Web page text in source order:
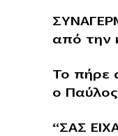
από την
Το πήρε
ο
“ΣΑΣ